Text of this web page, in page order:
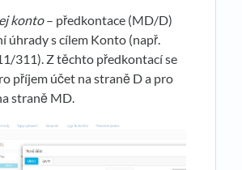
konto– předkontace (MD/D)
úhrady s cílem Konto (např.
311). Z těchto předkontací se
příjem účet na straně D a pro
straně MD.